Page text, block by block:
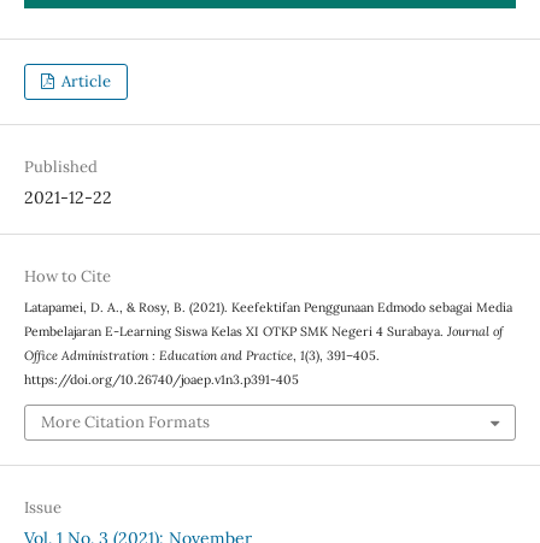
Article
Published
2021-12-22
How to Cite
Latapamei, D. A., & Rosy, B. (2021). Keefektifan Penggunaan Edmodo sebagai Media
Pembelajaran E-Learning Siswa Kelas XI OTKP SMK Negeri 4 Surabaya. Journal of
Office Administration : Education and Practice, 1(3), 391–405.
https://doi.org/10.26740/joaep.v1n3.p391-405
More Citation Formats
Issue
Vol. 1 No. 3 (2021): November